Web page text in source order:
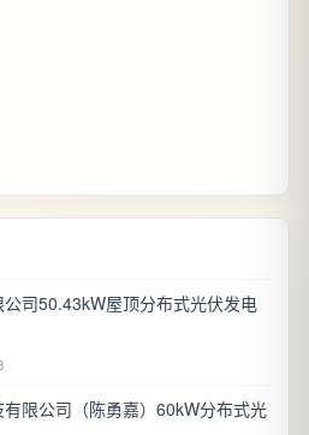
司50.43kW屋顶分布式光伏发电
限公司（陈勇嘉）60kW分布式光